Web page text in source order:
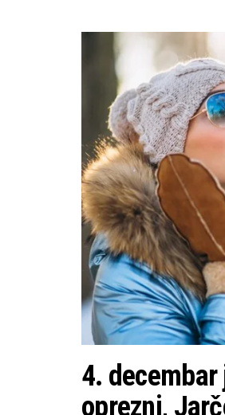
4.
oprezni,